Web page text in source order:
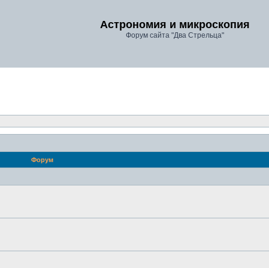
Астрономия и микроскопия
Форум сайта "Два Стрельца"
Форум